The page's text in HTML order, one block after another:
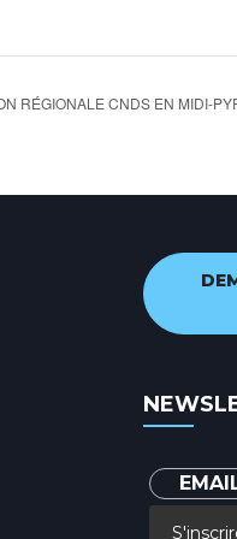
RÉGIONALE CNDS EN MIDI-